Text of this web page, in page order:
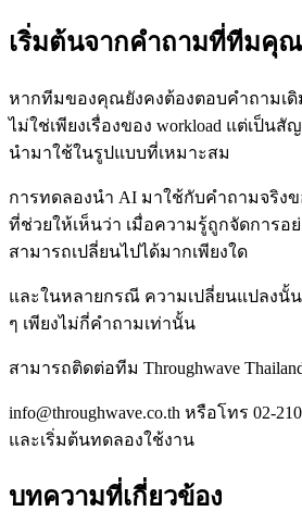
เริ่มต้นจากคำถามที่ทีมคุ
หากทีมของคุณยังคงต้องตอบคำถามเ
ไม่ใช่เพียงเรื่องของ workload แต่เป็น
นำมาใช้ในรูปแบบที่เหมาะสม
การทดลองนำ AI มาใช้กับคำถามจริง
ที่ช่วยให้เห็นว่า เมื่อความรู้ถูกจัดการอ
สามารถเปลี่ยนไปได้มากเพียงใด
และในหลายกรณี ความเปลี่ยนแปลงนั้
ๆ เพียงไม่กี่คำถามเท่านั้น
สามารถติดต่อทีม Throughwave
info@throughwave.co.th หรือโทร 02-
และเริ่มต้นทดลองใช้งาน
บทความที่เกี่ยวข้อง